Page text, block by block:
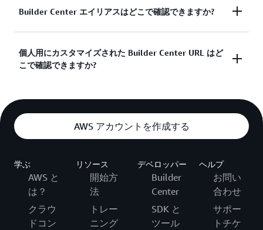
AWS ビルダー ID は、AWS アカウントやサインイン
AWS アカウントのルートユーザー E メールと同じ
E メールをビルダー ID に使用することもできま
スを運用するためのセキュリティ境界を確立しま
す。アカウント所有者は、AWS マネジメントコン
Builder Center エイリアスはどこで確認できますか?
エイリアスは、AWS Builder Center のプロフィール
ページで確認できます。
個人用にカスタマイズされた Builder Center URL はど
こで確認できますか?
Center のプロフィールページで確認できます。
AWS アカウントを作成する
学ぶ
AWS と
は？
クラウ
ドコン
リソース
開始方
法
トレー
ニング
デベロッパー
Builder
Center
SDK と
ツール
ヘルプ
お問い
合わせ
サポー
トチケ